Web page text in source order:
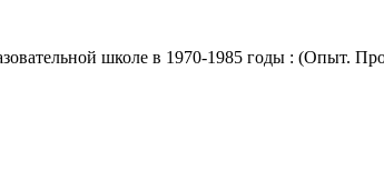
школе в 1970-1985 годы : (Опыт.